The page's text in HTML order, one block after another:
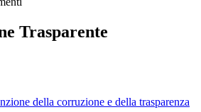
Trasparente
della corruzione e della trasparenza